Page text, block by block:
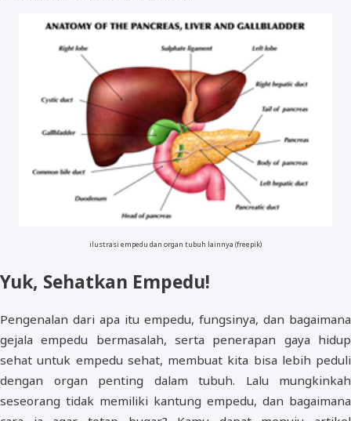
ilustrasi empedu dan organ tubuh lainnya (freepik)
Yuk, Sehatkan Empedu!
Pengenalan dari apa itu empedu, fungsinya, dan bagaimana
gejala empedu bermasalah, serta penerapan gaya hidup
sehat untuk empedu sehat, membuat kita bisa lebih peduli
dengan organ penting dalam tubuh. Lalu mungkinkah
seseorang tidak memiliki kantung empedu, dan bagaimana